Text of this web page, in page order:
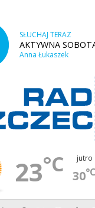
SŁUCHAJ TERAZ
AKTYWNA
Anna Łukaszek
23°C jutro
30°C